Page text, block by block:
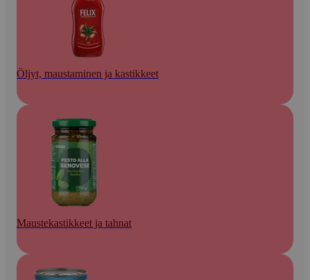
Öljyt, maustaminen ja kastikkeet
Maustekastikkeet ja tahnat